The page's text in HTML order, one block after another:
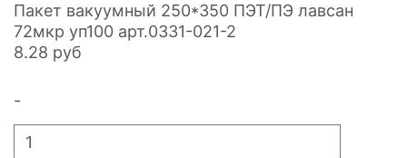
Пакет вакуумный 250*350 ПЭТ/ПЭ лавсан
72мкр уп100 арт.0331-021-2
8.28 руб
-